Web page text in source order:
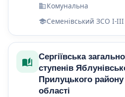
Комунальна
Семенівський ЗСО І-
Сергіївська
ступенів
Прилуцького району
області